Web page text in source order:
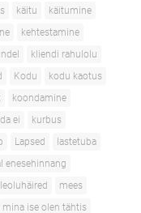
käitu
käitumine
kehtestamine
kliendi rahulolu
Kodu
kodu kaotus
koondamine
ei
kurbus
Lapsed
lastetuba
enesehinnang
mees
mina ise olen tähtis